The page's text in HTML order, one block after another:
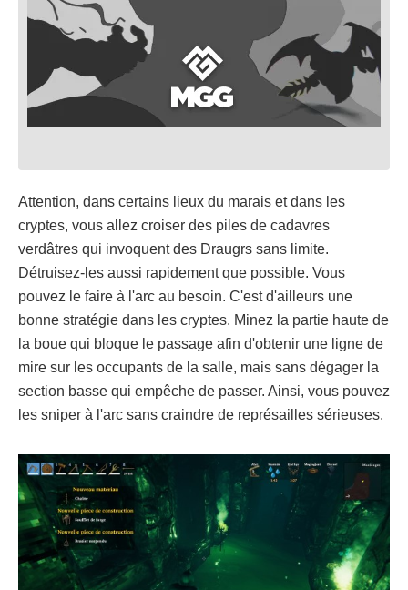
Attention, dans certains lieux du marais et dans les
cryptes, vous allez croiser des piles de cadavres
verdâtres qui invoquent des Draugrs sans limite.
Détruisez-les aussi rapidement que possible. Vous
pouvez le faire à l'arc au besoin. C'est d'ailleurs une
bonne stratégie dans les cryptes. Minez la partie haute de
la boue qui bloque le passage afin d'obtenir une ligne de
mire sur les occupants de la salle, mais sans dégager la
section basse qui empêche de passer. Ainsi, vous pouvez
les sniper à l'arc sans craindre de représailles sérieuses.